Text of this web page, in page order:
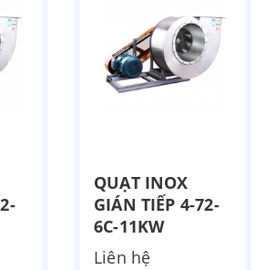
QUẠT INOX
GIÁN TIẾP 4-72-
6C-11KW
Liên hệ